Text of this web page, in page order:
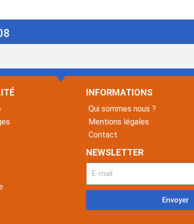
INFORMATIONS
Qui sommes nous ?
Mentions légales
Contact
NEWSLETTER
Envoyer